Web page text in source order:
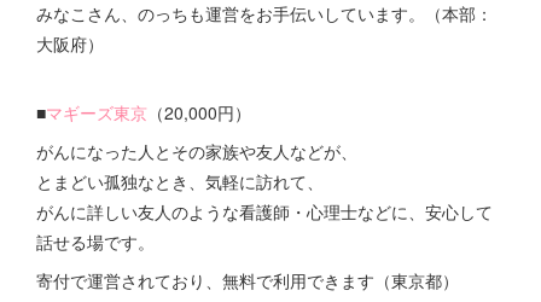
みなこさん、のっちも運営をお手伝いしています。（本部：
大阪府）
■マギーズ東京 （20,000円）
がんになった人とその家族や友人などが、
とまどい孤独なとき、気軽に訪れて、
がんに詳しい友人のような看護師・心理士などに、安心して
話せる場です。
寄付で運営されており、無料で利用できます（東京都）